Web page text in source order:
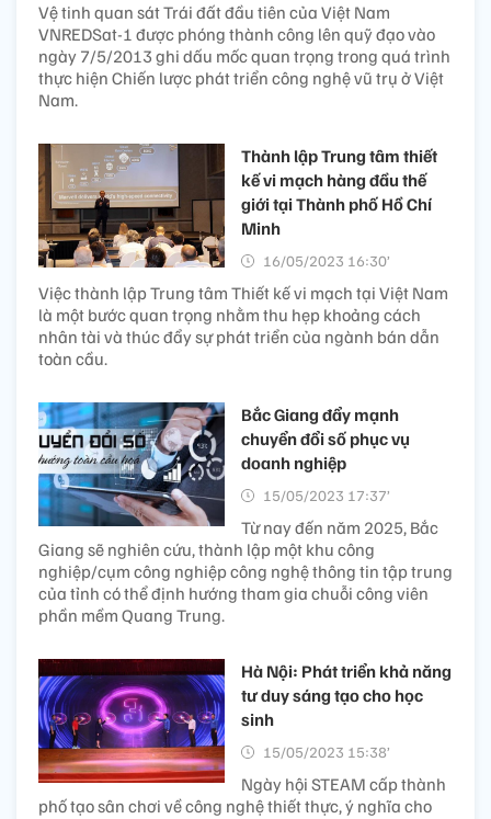
Vệ tinh quan sát Trái đất đầu tiên của Việt Nam
VNREDSat-1 được phóng thành công lên quỹ đạo vào
ngày 7/5/2013 ghi dấu mốc quan trọng trong quá trình
thực hiện Chiến lược phát triển công nghệ vũ trụ ở Việt
Nam.
Thành lập Trung tâm thiết
kế vi mạch hàng đầu thế
giới tại Thành phố Hồ Chí
Minh
16/05/2023 16:30’
Việc thành lập Trung tâm Thiết kế vi mạch tại Việt Nam
là một bước quan trọng nhằm thu hẹp khoảng cách
nhân tài và thúc đẩy sự phát triển của ngành bán dẫn
toàn cầu.
Bắc Giang đẩy mạnh
chuyển đổi số phục vụ
doanh nghiệp
15/05/2023 17:37’
Từ nay đến năm 2025, Bắc
Giang sẽ nghiên cứu, thành lập một khu công
nghiệp/cụm công nghiệp công nghệ thông tin tập trung
của tỉnh có thể định hướng tham gia chuỗi công viên
phần mềm Quang Trung.
Hà Nội: Phát triển khả năng
tư duy sáng tạo cho học
sinh
15/05/2023 15:38’
Ngày hội STEAM cấp thành
phố tạo sân chơi về công nghệ thiết thực, ý nghĩa cho